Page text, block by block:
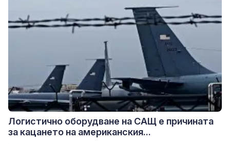
Логистично оборудване на САЩ е причината
за кацането на американския...